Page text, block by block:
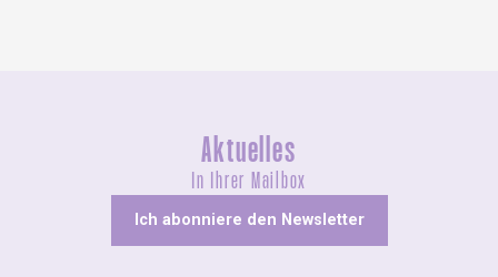
Aktuelles
In Ihrer Mailbox
Ich abonniere den Newsletter